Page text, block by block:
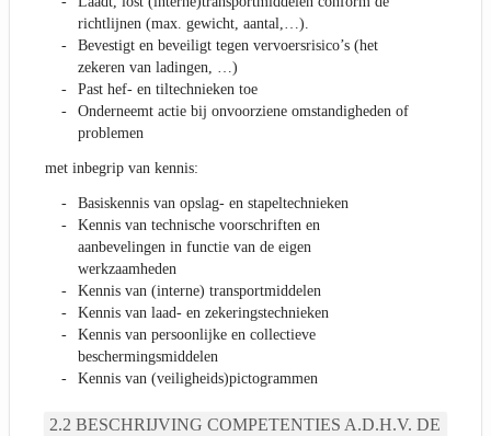
richtlijnen (max. gewicht, aantal,…).
Bevestigt en beveiligt tegen vervoersrisico’s (het
zekeren van ladingen, …)
Past hef- en tiltechnieken toe
Onderneemt actie bij onvoorziene omstandigheden of
problemen
met inbegrip van kennis:
Basiskennis van opslag- en stapeltechnieken
Kennis van technische voorschriften en
aanbevelingen in functie van de eigen
werkzaamheden
Kennis van (interne) transportmiddelen
Kennis van laad- en zekeringstechnieken
Kennis van persoonlijke en collectieve
beschermingsmiddelen
Kennis van (veiligheids)pictogrammen
BESCHRIJVING COMPETENTIES A.D.H.V. DE